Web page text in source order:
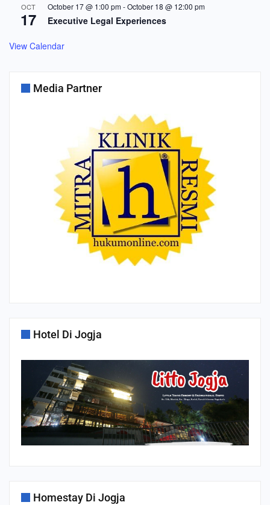
OCT
17
October 17 @ 1:00 pm-October 18 @ 12:00 pm
Executive Legal Experiences
View Calendar
Media Partner
Hotel Di Jogja
Homestay Di Jogja